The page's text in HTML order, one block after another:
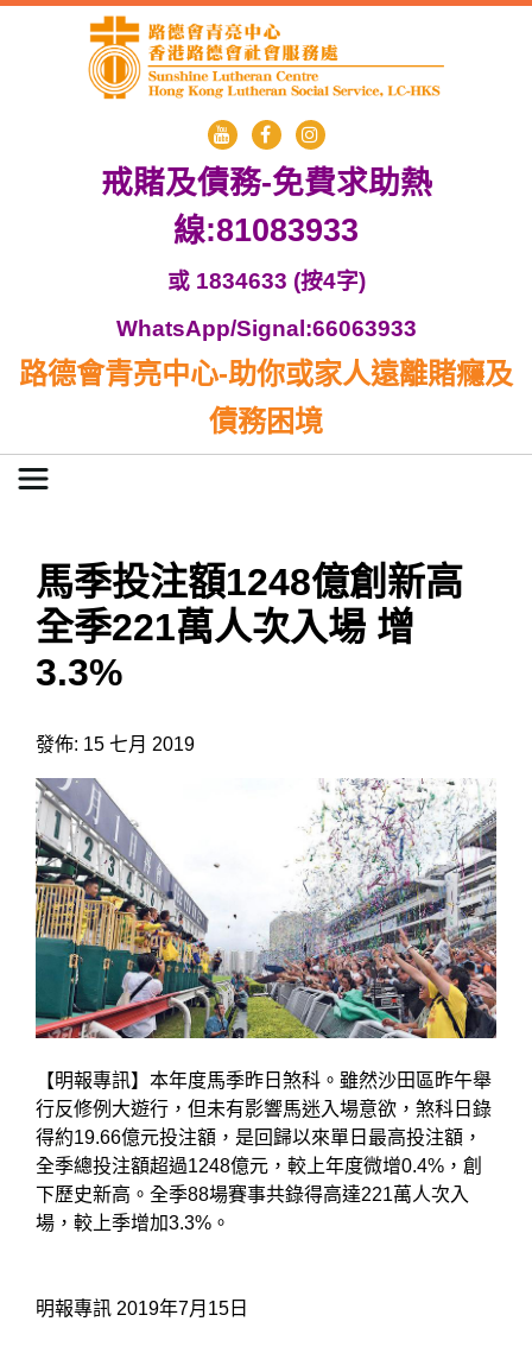
戒賭及債務-免費求助熱
線:81083933
或 1834633 (按4字)
WhatsApp/Signal:66063933
路德會青亮中心-助你或家人遠離賭癮及
債務困境
馬季投注額1248億創新高
全季221萬人次入場 增
3.3%
發佈: 15 七月 2019
【明報專訊】本年度馬季昨日煞科。雖然沙田區昨午舉
行反修例大遊行，但未有影響馬迷入場意欲，煞科日錄
得約19.66億元投注額，是回歸以來單日最高投注額，
全季總投注額超過1248億元，較上年度微增0.4%，創
下歷史新高。全季88場賽事共錄得高達221萬人次入
場，較上季增加3.3%。
明報專訊 2019年7月15日